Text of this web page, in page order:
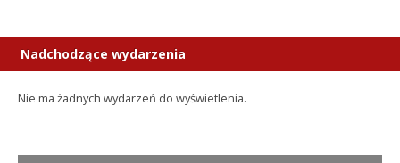
Nadchodzące wydarzenia
Nie ma żadnych wydarzeń do wyświetlenia.